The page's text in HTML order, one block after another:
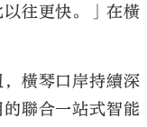
往更快。」在橫
橫琴口岸持續深
聯合一站式智能